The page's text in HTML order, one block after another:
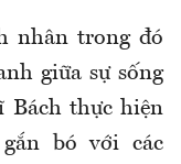
nhân trong đó
giữa sự sống
Bách thực hiện
bó với các